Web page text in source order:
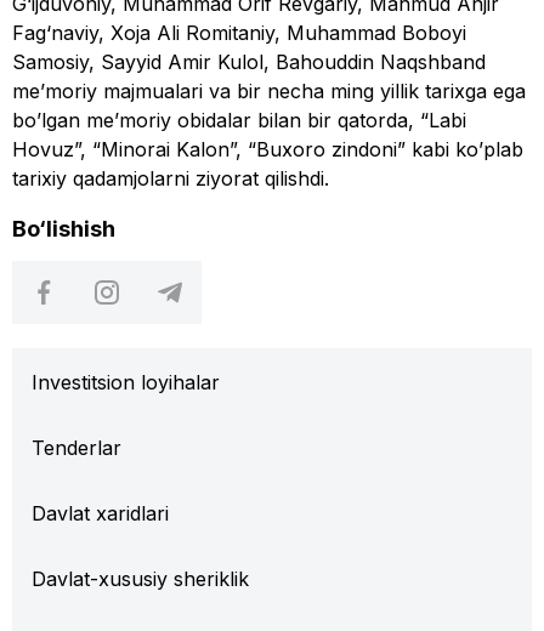
Fag‘naviy, Xoja Ali Romitaniy, Muhammad Boboyi
Samosiy, Sayyid Amir Kulol, Bahouddin Naqshband
me’moriy majmualari va bir necha ming yillik tarixga ega
bo’lgan me’moriy obidalar bilan bir qatorda, “Labi
Hovuz”, “Minorai Kalon”, “Buxoro zindoni” kabi ko’plab
tarixiy qadamjolarni ziyorat qilishdi.
Bo‘lishish
Investitsion loyihalar
Tenderlar
Davlat xaridlari
Davlat-xususiy sheriklik